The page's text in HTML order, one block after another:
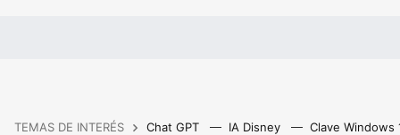
TEMAS DE INTERÉS Chat GPT IA Disney Clave Windows